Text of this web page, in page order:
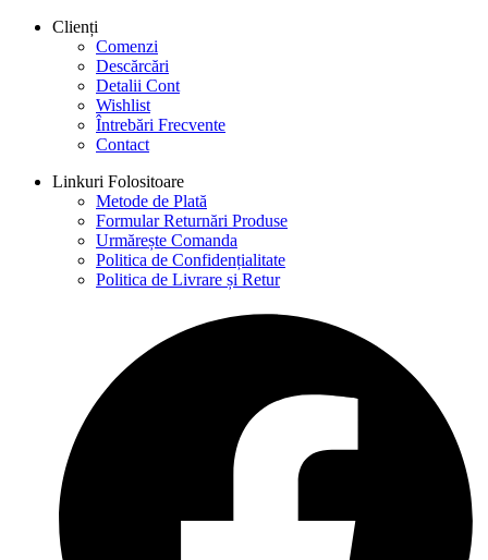
Clienți
Comenzi
Descărcări
Detalii Cont
Wishlist
Întrebări Frecvente
Contact
Linkuri Folositoare
Metode de Plată
Formular Returnări Produse
Urmărește Comanda
Politica de Confidențialitate
Politica de Livrare și Retur